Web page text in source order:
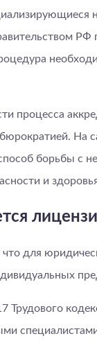
РФ
процесса
На
борьбы с
и
для
Трудового